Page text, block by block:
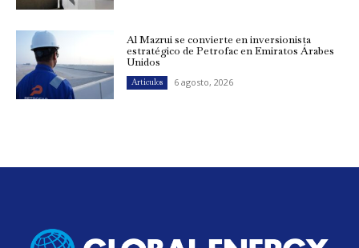
Al Mazrui se convierte en inversionista
estratégico de Petrofac en Emiratos Árabes
Unidos
Artículos 6 agosto, 2026